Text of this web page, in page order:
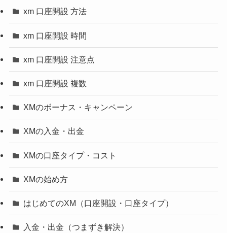
xm 口座開設 方法
xm 口座開設 時間
xm 口座開設 注意点
xm 口座開設 複数
XMのボーナス・キャンペーン
XMの入金・出金
XMの口座タイプ・コスト
XMの始め方
はじめてのXM（口座開設・口座タイプ）
入金・出金（つまずき解決）